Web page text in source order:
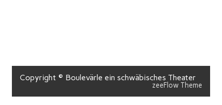
Copyright © Boulevärle ein schwäbisches Theater
zeeFlow Theme